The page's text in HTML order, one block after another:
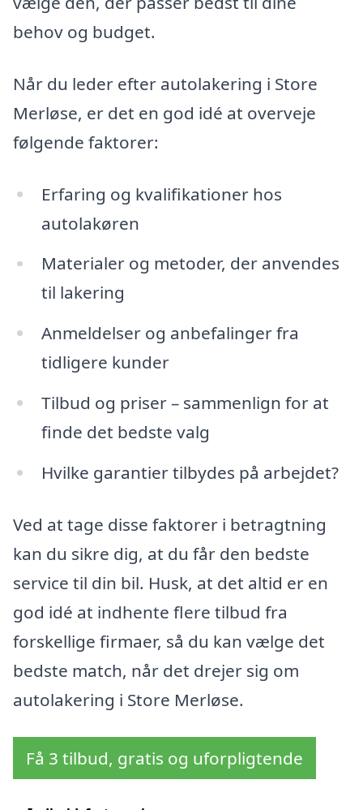
behov og budget.
Når du leder efter autolakering i Store
Merløse, er det en god idé at overveje
følgende faktorer:
Erfaring og kvalifikationer hos
autolakøren
Materialer og metoder, der anvendes
til lakering
Anmeldelser og anbefalinger fra
tidligere kunder
Tilbud og priser – sammenlign for at
finde det bedste valg
Hvilke garantier tilbydes på arbejdet?
Ved at tage disse faktorer i betragtning
kan du sikre dig, at du får den bedste
service til din bil. Husk, at det altid er en
god idé at indhente flere tilbud fra
forskellige firmaer, så du kan vælge det
bedste match, når det drejer sig om
autolakering i Store Merløse.
Få 3 tilbud, gratis og uforpligtende